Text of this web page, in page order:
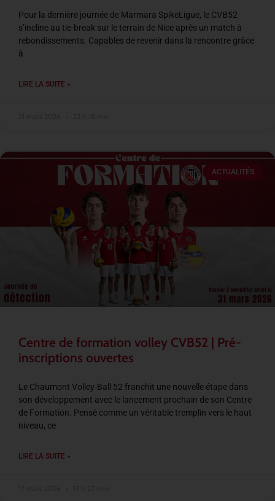
Pour la dernière journée de Marmara SpikeLigue, le CVB52
s’incline au tie-break sur le terrain de Nice après un match à
rebondissements. Capables de revenir dans la rencontre grâce
à
LIRE LA SUITE »
ACTUALITÉS
Centre de formation volley CVB52 | Pré-
inscriptions ouvertes
Le Chaumont Volley-Ball 52 franchit une nouvelle étape dans
son développement avec le lancement prochain de son Centre
de Formation. Pensé comme un véritable tremplin vers le haut
niveau, ce
LIRE LA SUITE »